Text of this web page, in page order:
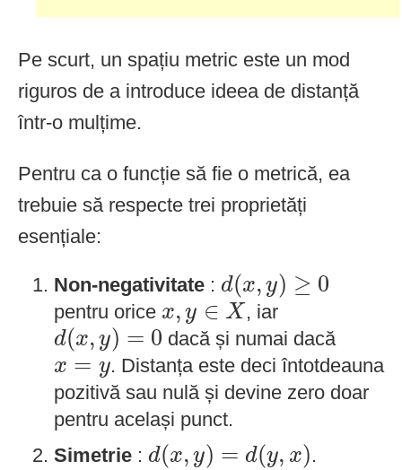
Pe scurt, un spațiu metric este un mod
riguros de a introduce ideea de distanță
într-o mulțime.
Pentru ca o funcție să fie o metrică, ea
trebuie să respecte trei proprietăți
esențiale:
Non-negativitate : d(x, y) ≥ 0
d( ≥ 0
pentru orice x, y ∈ X
x, y∈X
, iar
d(x, y) = 0
d(x,y)=0
dacă și numai dacă
x = y
x=y
. Distanța este deci întotdeauna
pozitivă sau nulă și devine zero doar
pentru același punct.
Simetrie : d(x, y) = d(y, x)
d(x, y)= y,x)
.